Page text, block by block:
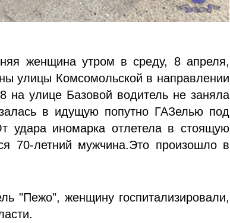
женщина утром в среду, 8 апреля,
улицы Комсомольской в направлении
улице Базовой водитель не заняла
в идущую попутно ГАЗелью под
удара иномарка отлетела в стоящую
70-летний мужчина.Это произошло в
"Пежо", женщину госпитализировали,